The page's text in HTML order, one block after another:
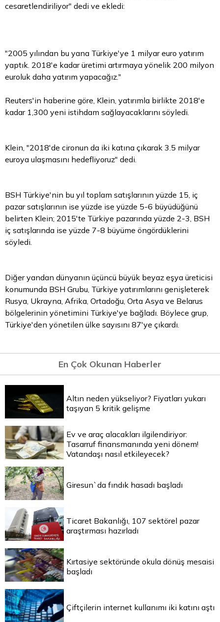
cesaretlendiriliyor" dedi ve ekledi:
"2005 yılından bu yana Türkiye'ye 1 milyareuro yatırım
yaptık. 2018'e kadar üretimi artırmaya yönelik 200 milyon
euroluk daha yatırım yapacağız."
Reuters'in haberine göre, Klein, yatırımla birlikte 2018'e
kadar 1,300 yeni istihdam sağlayacaklarını söyledi.
Klein, "2018'de cironun da iki katına çıkarak 3.5 milyar
euroya ulaşmasını hedefliyoruz" dedi.
BSH Türkiye'nin bu yıl toplam satışlarının yüzde 15, iç
pazar satışlarının ise yüzde ise yüzde 5-6 büyüdüğünü
belirten Klein; 2015'te Türkiye pazarında yüzde 2-3, BSH
iç satışlarında ise yüzde 7-8 büyüme öngördüklerini
söyledi.
Diğer yandan dünyanın üçüncü büyük beyaz eşya üreticisi
konumunda BSH Grubu, Türkiye yatırımlarını genişleterek
Rusya, Ukrayna, Afrika, Ortadoğu, Orta Asya ve Belarus
bölgelerinin yönetimini Türkiye'ye bağladı. Böylece grup,
Türkiye'den yönetilen ülke sayısını 87'ye çıkardı.
En Çok Okunan Haberler
Altın neden yükseliyor? Fiyatları yukarı
taşıyan 5 kritik gelişme
Ev ve araç alacakları ilgilendiriyor:
Tasarruf finansmanında yeni dönem!
Vatandaşı nasıl etkileyecek?
Giresun`da fındık hasadı başladı
Ticaret Bakanlığı, 107 sektörel pazar
araştırması hazırladı
Kırtasiye sektöründe okula dönüş mesaisi
başladı
Çiftçilerin internet kullanımı iki katını aştı